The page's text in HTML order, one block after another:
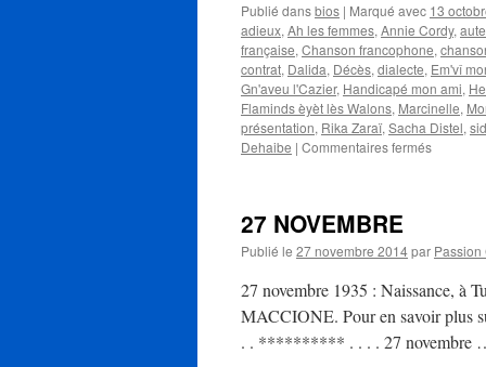
Publié dansbios | Marqué avec 13
adieux, Ah les femmes, Annie Cordy,
française, Chanson francophone,
contrat, Dalida, Décès, dialecte, Em'vî
Gn'aveu l'Cazier, Handicapé mon ami,
Flaminds èyèt lès Walons, Marcinelle,
présentation, Rika Zaraï, Sacha Distel,
Dehaibe | Commentaires ferméssur
27 NOVEMBRE
Publié le 27 novembre 2014par Passion
27 novembre 1935 : Naissance, à
MACCIONE. Pour en savoir plus
. . ********** . . . . 27 novembre